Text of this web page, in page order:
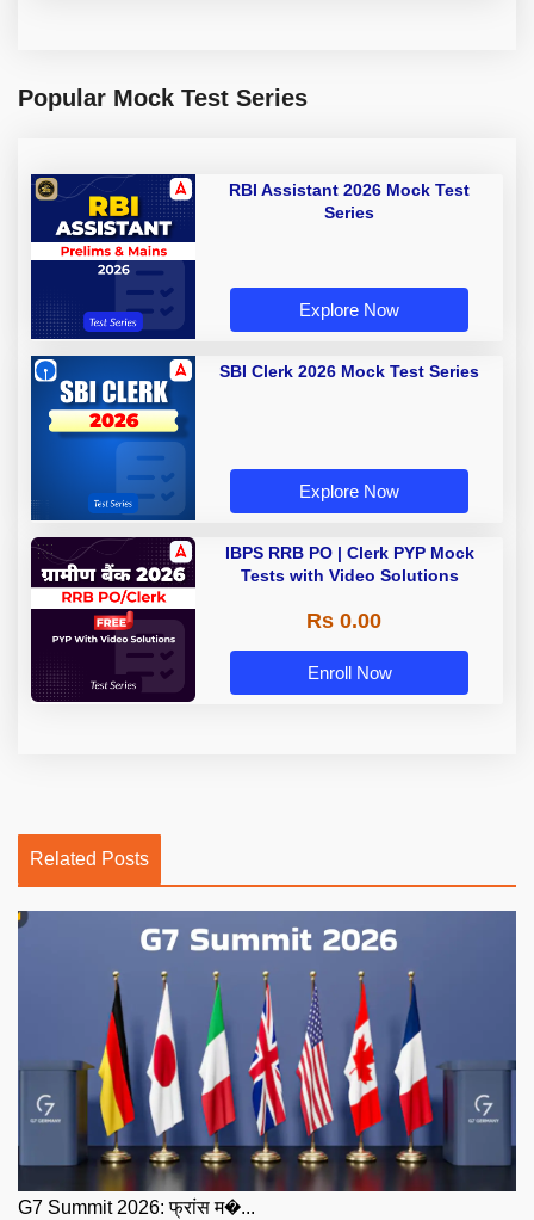
Popular Mock Test Series
RBI Assistant 2026 Mock Test
Series
Explore Now
SBI Clerk 2026 Mock Test Series
Explore Now
IBPS RRB PO | Clerk PYP Mock
Tests with Video Solutions
Rs 0.00
Enroll Now
Related Posts
G7 Summit 2026: फ्रांस म�...